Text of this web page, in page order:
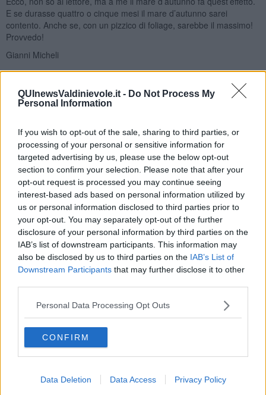
QUInewsValdinievole.it - Do Not Process My
Personal Information
If you wish to opt-out of the sale, sharing to third parties, or
processing of your personal or sensitive information for
targeted advertising by us, please use the below opt-out
section to confirm your selection. Please note that after your
opt-out request is processed you may continue seeing
interest-based ads based on personal information utilized by
us or personal information disclosed to third parties prior to
your opt-out. You may separately opt-out of the further
disclosure of your personal information by third parties on the
IAB’s list of downstream participants. This information may
also be disclosed by us to third parties on the IAB’s List of
Downstream Participants that may further disclose it to other
Personal Data Processing Opt Outs
CONFIRM
Data Deletion Data Access Privacy Policy
E se durasse quattro o cinque mesi il mare d’autunno sarei
contento. Anche se, con un pizzico di foliage, sarebbe il massimo!
Provvedo!
Gianni Micheli
Se vuoi leggere le notizie principali della Toscana iscriviti alla
Newsletter QUInews - ToscanaMedia.Arriva gratis tutti i giorni
alle 20:00 direttamente nella tua casella di posta.
Basta cliccareQUI
Fotogallery
Ti potrebbe interessare anche:
Articoli dal Blog “Pagine allegre” di Gianni Micheli
​Ricciotti Ensemble: ovunque e per tutti
Ode ai lacci
​L’elenco telefonico
​Il caffè Mattia Moreni